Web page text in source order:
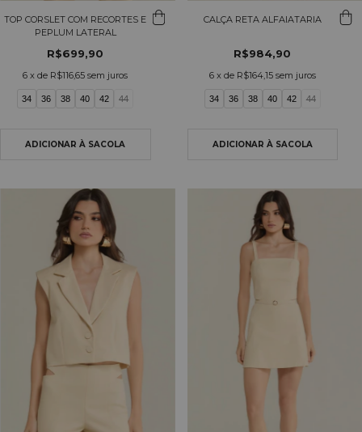
TOP CORSLET COM RECORTES E
PEPLUM LATERAL
R$699,90
6 x de R$116,65 sem juros
34 36 38 40 42 44
CALÇA RETA ALFAIATARIA
R$984,90
6 x de R$164,15 sem juros
34 36 38 40 42 44